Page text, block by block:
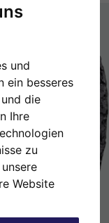
und
ein besseres
die
Ihre
zu
Website